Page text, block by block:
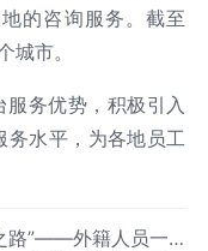
的咨询服务。截至
市。
务优势，积极引入
水平，为各地员工
路”——外籍人员一